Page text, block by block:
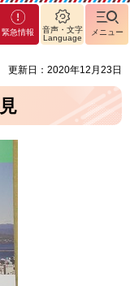
緊急情報
音声・文字
Language
メニュー
更新日：2020年12月23日